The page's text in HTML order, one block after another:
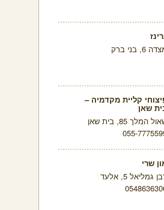
6, בני ברק
קליית מקדמיה –
שאן
המלך 85, בית שאן
055-
שרי
גמליאל 5, אלעד